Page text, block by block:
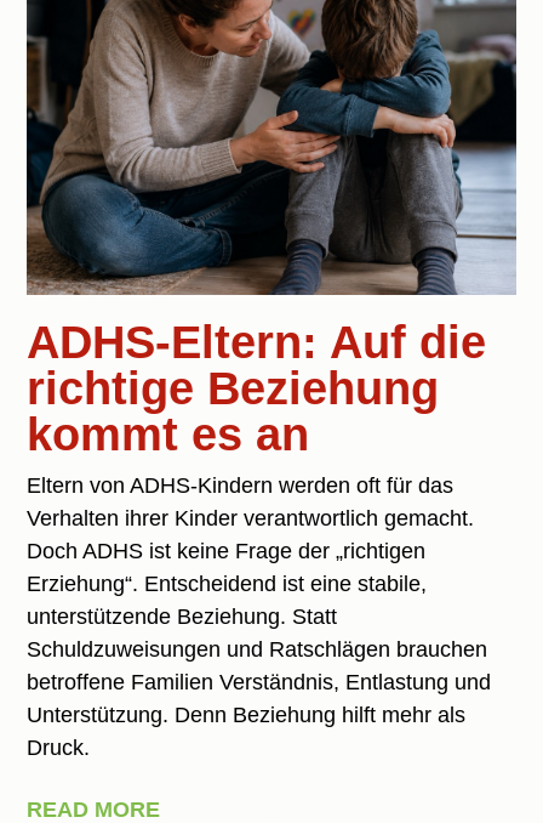
ADHS-Eltern: Auf die
richtige Beziehung
kommt es an
Eltern von ADHS-Kindern werden oft für das
Verhalten ihrer Kinder verantwortlich gemacht.
Doch ADHS ist keine Frage der „richtigen
Erziehung“. Entscheidend ist eine stabile,
unterstützende Beziehung. Statt
Schuldzuweisungen und Ratschlägen brauchen
betroffene Familien Verständnis, Entlastung und
Unterstützung. Denn Beziehung hilft mehr als
Druck.
READ MORE